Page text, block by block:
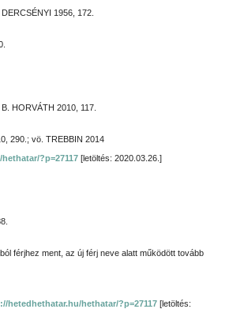
1956, 172.
HORVÁTH 2010, 117.
290.; vö. TREBBIN 2014
?p=27117 [letöltés: 2020.03.26.]
férjhez ment, az új férj neve alatt működött tovább
hetedhethatar.hu/hethatar/?p=27117 [letöltés: